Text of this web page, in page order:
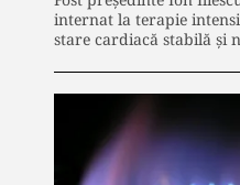
internat la terapie
stare cardiacă stabilă și